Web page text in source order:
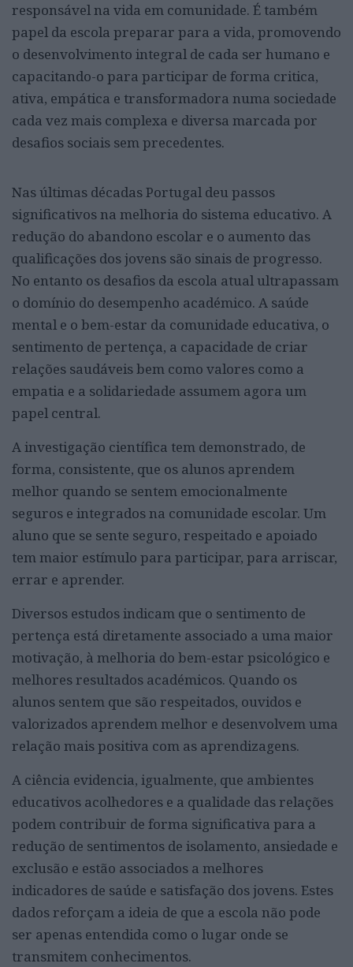
responsável na vida em comunidade. É também
papel da escola preparar para a vida, promovendo
o desenvolvimento integral de cada ser humano e
capacitando-o para participar de forma critica,
ativa, empática e transformadora numa sociedade
cada vez mais complexa e diversa marcada por
desafios sociais sem precedentes.
Nas últimas décadas Portugal deu passos
significativos na melhoria do sistema educativo. A
redução do abandono escolar e o aumento das
qualificações dos jovens são sinais de progresso.
No entanto os desafios da escola atual ultrapassam
o domínio do desempenho académico. A saúde
mental e o bem-estar da comunidade educativa, o
sentimento de pertença, a capacidade de criar
relações saudáveis bem como valores como a
empatia e a solidariedade assumem agora um
papel central.
A investigação científica tem demonstrado, de
forma, consistente, que os alunos aprendem
melhor quando se sentem emocionalmente
seguros e integrados na comunidade escolar. Um
aluno que se sente seguro, respeitado e apoiado
tem maior estímulo para participar, para arriscar,
errar e aprender.
Diversos estudos indicam que o sentimento de
pertença está diretamente associado a uma maior
motivação, à melhoria do bem-estar psicológico e
melhores resultados académicos. Quando os
alunos sentem que são respeitados, ouvidos e
valorizados aprendem melhor e desenvolvem uma
relação mais positiva com as aprendizagens.
A ciência evidencia, igualmente, que ambientes
educativos acolhedores e a qualidade das relações
podem contribuir de forma significativa para a
redução de sentimentos de isolamento, ansiedade e
exclusão e estão associados a melhores
indicadores de saúde e satisfação dos jovens. Estes
dados reforçam a ideia de que a escola não pode
ser apenas entendida como o lugar onde se
transmitem conhecimentos.